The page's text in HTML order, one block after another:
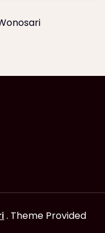
. Theme Provided